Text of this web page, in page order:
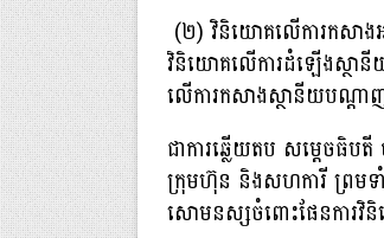
(២) វិនិយោគលើការកសា
វិនិយោគលើការដំឡើងស្ថ
លើការកសាងស្ថានីយបណ្ត
ជាការឆ្លើយតប សម្តេចធិប
ក្រុមហ៊ុន និងសហការី ព្រមទ
សោមនស្សចំពោះផែនការវិនិ